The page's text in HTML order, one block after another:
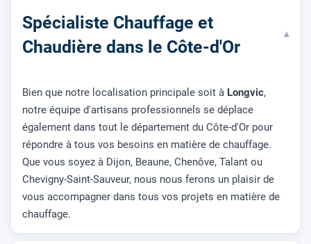
Spécialiste Chauffage et
Chaudière dans le Côte-d'Or
▾
Bien que notre localisation principale soit à Longvic,
notre équipe d'artisans professionnels se déplace
également dans tout le département du Côte-d'Or pour
répondre à tous vos besoins en matière de chauffage.
Que vous soyez à Dijon, Beaune, Chenôve, Talant ou
Chevigny-Saint-Sauveur, nous nous ferons un plaisir de
vous accompagner dans tous vos projets en matière de
chauffage.